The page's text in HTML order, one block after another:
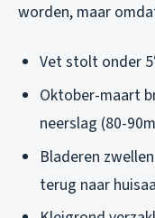
worden, maar
Vet stolt onder
Oktober-maart
neerslag (80-
Bladeren
terug naar